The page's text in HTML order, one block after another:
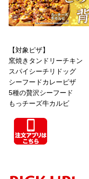
【対象ピザ】
窯焼きタンドリーチキン
スパイシーチリドッグ
シーフードカレーピザ
5種の贅沢シーフード
もっチーズ牛カルビ